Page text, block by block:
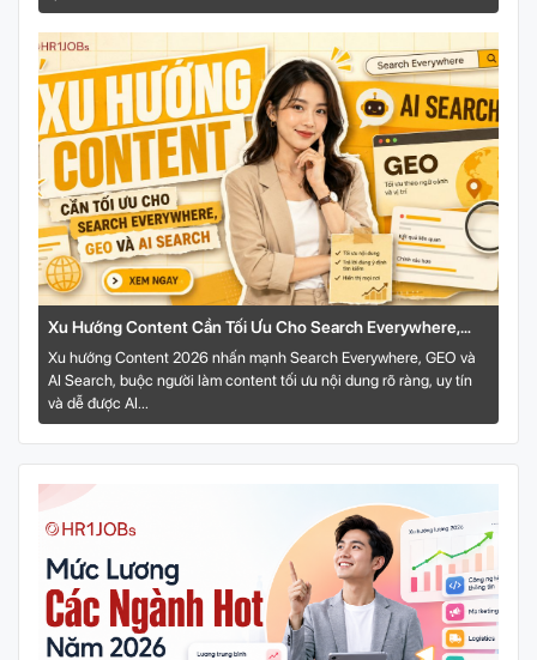
Xu Hướng Content Cần Tối Ưu Cho Search Everywhere,
GEO Và AI Search
Xu hướng Content 2026 nhấn mạnh Search Everywhere, GEO và
AI Search, buộc người làm content tối ưu nội dung rõ ràng, uy tín
và dễ được AI...